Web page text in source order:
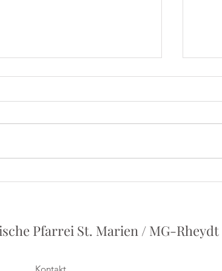
Irish
Pfarrei St. Marien / MG-Rheydt